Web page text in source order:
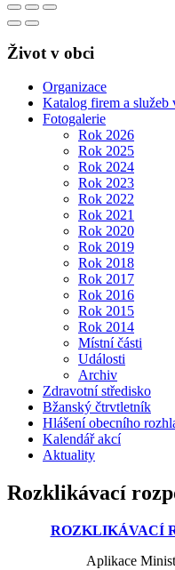
Život v obci
Organizace
Katalog firem a služeb
Fotogalerie
Rok 2026
Rok 2025
Rok 2024
Rok 2023
Rok 2022
Rok 2021
Rok 2020
Rok 2019
Rok 2018
Rok 2017
Rok 2016
Rok 2015
Rok 2014
Místní části
Události
Archiv
Zdravotní středisko
Bžanský čtrvtletník
Hlášení obecního
Kalendář akcí
Aktuality
Rozklikávací
ROZKLIKÁVACÍ
Aplikace